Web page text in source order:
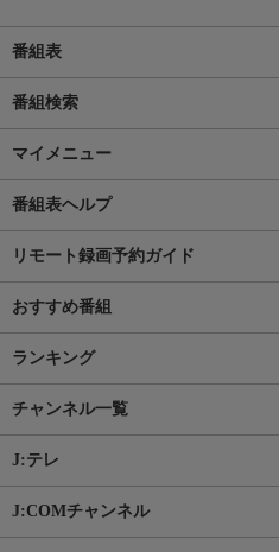
番組表
番組検索
マイメニュー
番組表ヘルプ
リモート録画予約ガイド
おすすめ番組
ランキング
チャンネル一覧
J:テレ
J:COMチャンネル